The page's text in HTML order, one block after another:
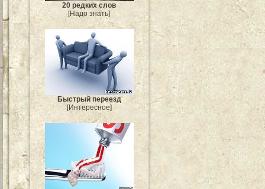
20 редких слов
[Надо знать]
Быстрый переезд
[Интересное]